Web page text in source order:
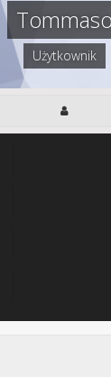
Tommaso
Użytkownik